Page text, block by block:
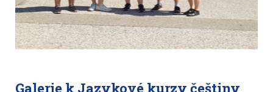
Galerie k Jazykové kurzy češtiny